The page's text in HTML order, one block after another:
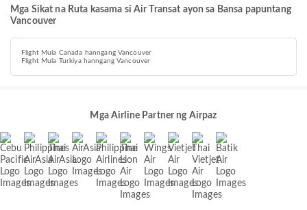
Mga Sikat na Ruta kasama si Air Transat ayon sa Bansa papuntang
Vancouver
Flight Mula Canada hanngang Vancouver
Flight Mula Turkiya hanngang Vancouver
Mga Airline Partner ng Airpaz